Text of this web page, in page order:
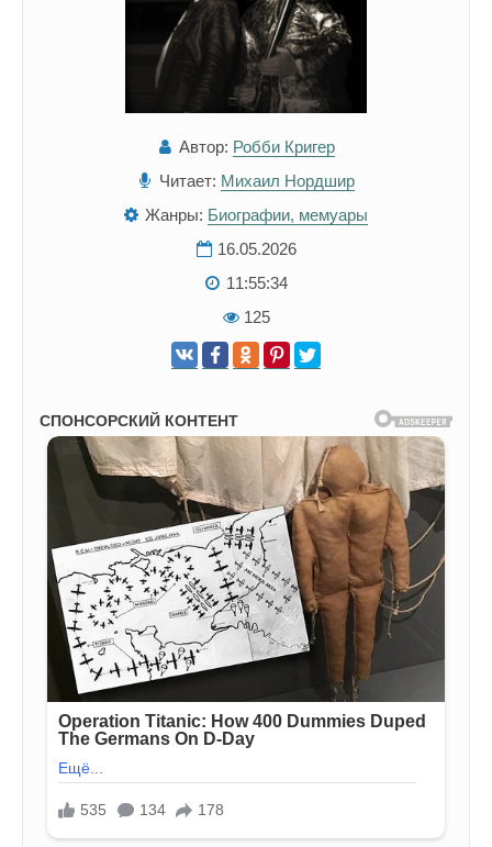
Автор: Робби Кригер
Читает: Михаил Нордшир
Жанры: Биографии, мемуары
16.05.2026
11:55:34
125